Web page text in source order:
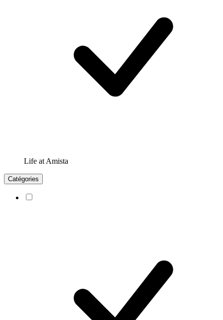
Life at Amista
Catégories